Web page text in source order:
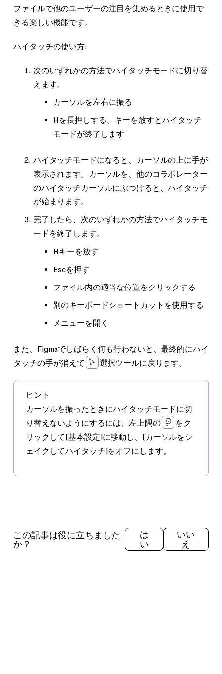
ファイルで他のユーザーの注目を集めるときに使用で
きる楽しい機能です。
ハイタッチの使い方:
次のいずれかの方法でハイタッチモードに切り替
えます。
カーソルを左右に振る
Hを長押しする。キーを放すとハイタッチ
モードが終了します
ハイタッチモードになると、カーソルの上に手が
表示されます。カーソルを、他のコラボレーター
のハイタッチカーソルにぶつけると、ハイタッチ
が始まります。
完了したら、次のいずれかの方法でハイタッチモ
ードを終了します。
Hキーを放す
Escを押す
ファイル内の適当な位置をクリックする
別のキーボードショートカットを使用する
メニューを開く
また、Figmaでしばらく何も行わないと、最終的にハイ
タッチの手が消えて
選択ツールに戻ります。
ヒント
カーソルを振ったときにハイタッチモードに切
り替えないようにするには、左上隅の
をク
リックして[基本設定]に移動し、 [カーソルをシ
ェイクしてハイタッチ]をオフにします。
この記事は役に立ちました
か？
は
い
いい
え